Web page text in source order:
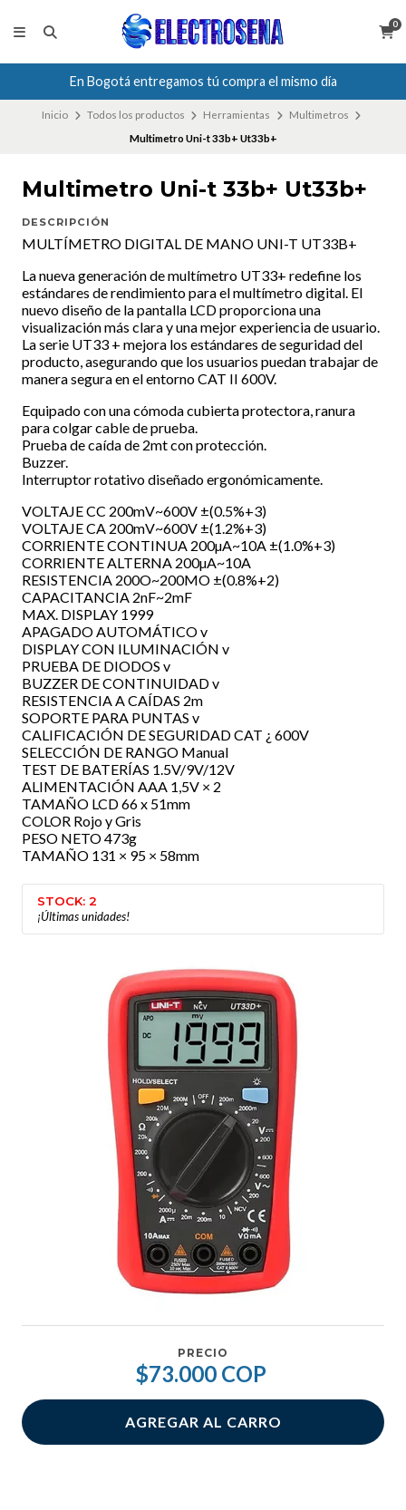
0
En Bogotá entregamos tú compra el mismo día
Inicio Todos los productos Herramientas
Multimetros
Multimetro Uni-t 33b+ Ut33b+
Multimetro Uni-t 33b+ Ut33b+
DESCRIPCIÓN
MULTÍMETRO DIGITAL DE MANO UNI-T UT33B+
La nueva generación de multímetro UT33+ redefine los
estándares de rendimiento para el multímetro digital. El
nuevo diseño de la pantalla LCD proporciona una
visualización más clara y una mejor experiencia de usuario.
La serie UT33 + mejora los estándares de seguridad del
producto, asegurando que los usuarios puedan trabajar de
manera segura en el entorno CAT II 600V.
Equipado con una cómoda cubierta protectora, ranura
para colgar cable de prueba.
Prueba de caída de 2mt con protección.
Buzzer.
Interruptor rotativo diseñado ergonómicamente.
VOLTAJE CC 200mV~600V ±(0.5%+3)
VOLTAJE CA 200mV~600V ±(1.2%+3)
CORRIENTE CONTINUA 200µA~10A ±(1.0%+3)
CORRIENTE ALTERNA 200µA~10A
RESISTENCIA 200O~200MO ±(0.8%+2)
CAPACITANCIA 2nF~2mF
MAX. DISPLAY 1999
APAGADO AUTOMÁTICO v
DISPLAY CON ILUMINACIÓN v
PRUEBA DE DIODOS v
BUZZER DE CONTINUIDAD v
RESISTENCIA A CAÍDAS 2m
SOPORTE PARA PUNTAS v
CALIFICACIÓN DE SEGURIDAD CAT ¿ 600V
SELECCIÓN DE RANGO Manual
TEST DE BATERÍAS 1.5V/9V/12V
ALIMENTACIÓN AAA 1,5V × 2
TAMAÑO LCD 66 x 51mm
COLOR Rojo y Gris
PESO NETO 473g
TAMAÑO 131 × 95 × 58mm
STOCK: 2
¡Últimas unidades!
PRECIO
$73.000 COP
AGREGAR AL CARRO